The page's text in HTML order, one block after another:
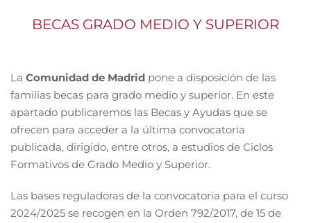
BECAS GRADO MEDIO Y SUPERIOR
La Comunidad de Madrid pone a disposición de las
familias becas para grado medio y superior. En este
apartado publicaremos las Becas y Ayudas que se
ofrecen para acceder a la última convocatoria
publicada, dirigido, entre otros, a estudios de Ciclos
Formativos de Grado Medio y Superior.
Las bases reguladoras de la convocatoria para el curso
2024/2025 se recogen en la Orden 792/2017, de 15 de